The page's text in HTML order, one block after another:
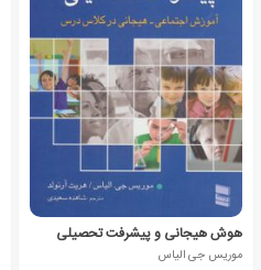
هوش هیجانی و پیشرفت تحصیلی
موریس جی الیاس